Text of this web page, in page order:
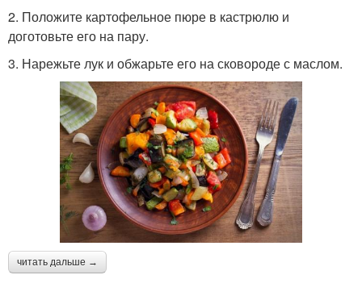
2. Положите картофельное пюре в кастрюлю и
доготовьте его на пару.
3. Нарежьте лук и обжарьте его на сковороде с маслом.
читать дальше →